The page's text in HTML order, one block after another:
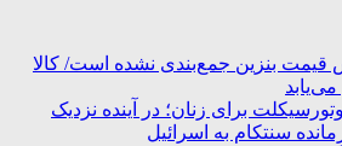
قیمت بنزین جمع‌بندی نشده است/ کالا
برای زنان؛ در آینده نزدیک
سنتکام به اسرائیل